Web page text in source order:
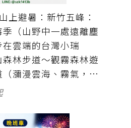
上避暑：新竹五峰：
（山野中一處遠離塵
雲端的台灣小瑞
林步道〜觀霧森林遊
瀰漫雲海、霧氣，又
。沿途可觀賞高海拔
午便當＝1500元